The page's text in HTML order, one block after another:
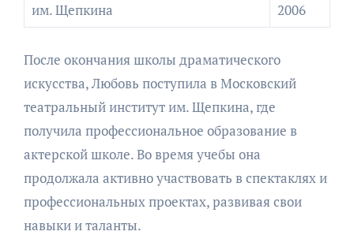
им. Щепкина
2006
После окончания школы драматического
искусства, Любовь поступила в Московский
театральный институт им. Щепкина, где
получила профессиональное образование в
актерской школе. Во время учебы она
продолжала активно участвовать в спектаклях и
профессиональных проектах, развивая свои
навыки и таланты.